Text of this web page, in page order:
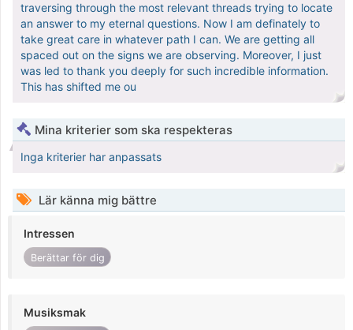
traversing through the most relevant threads trying to locate
an answer to my eternal questions. Now I am definately to
take great care in whatever path I can. We are getting all
spaced out on the signs we are observing. Moreover, I just
was led to thank you deeply for such incredible information.
This has shifted me ou
Mina kriterier som ska respekteras
Inga kriterier har anpassats
Lär känna mig bättre
Intressen
Berättar för dig
Musiksmak